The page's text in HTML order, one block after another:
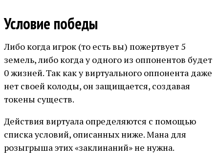
Условие победы
Либо когда игрок (то есть вы) пожертвует 5
земель, либо когда у одного из оппонентов будет
0 жизней. Так как у виртуального оппонента даже
нет своей колоды, он защищается, создавая
токены существ.
Действия виртуала определяются с помощью
списка условий, описанных ниже. Мана для
розыгрыша этих «заклинаний» не нужна.